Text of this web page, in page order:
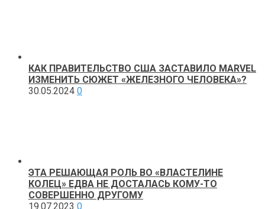
КАК ПРАВИТЕЛЬСТВО США ЗАСТАВИЛО MARVEL
ИЗМЕНИТЬ СЮЖЕТ «ЖЕЛЕЗНОГО ЧЕЛОВЕКА»?
30.05.2024 0
ЭТА РЕШАЮЩАЯ РОЛЬ ВО «ВЛАСТЕЛИНЕ
КОЛЕЦ» ЕДВА НЕ ДОСТАЛАСЬ КОМУ-ТО
СОВЕРШЕННО ДРУГОМУ
19.07.2023 0